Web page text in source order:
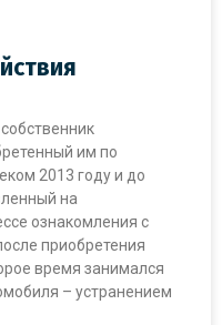
им по
2013 году и до
на
ознакомления с
приобретения
время занимался
– устранением